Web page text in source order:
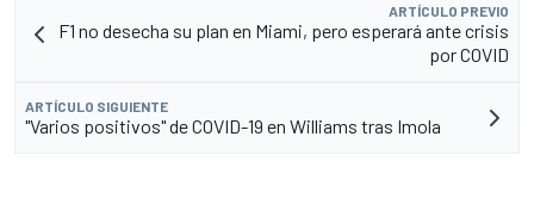
ARTÍCULO PREVIO
F1 no desecha su plan en Miami, pero esperará ante crisis
por COVID
ARTÍCULO SIGUIENTE
"Varios positivos" de COVID-19 en Williams tras Imola